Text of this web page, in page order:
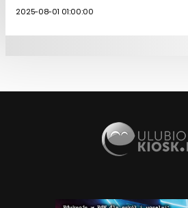
2025-08-01 01:00:00